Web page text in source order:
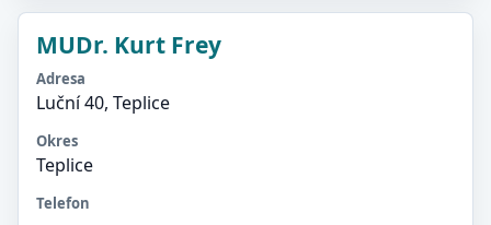
MUDr. Kurt Frey
Adresa
Luční 40, Teplice
Okres
Teplice
Telefon